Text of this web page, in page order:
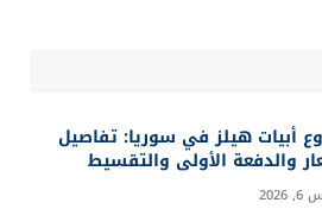
أبيات هيلز في سوريا: تفاصيل
والدفعة الأولى والتقسيط